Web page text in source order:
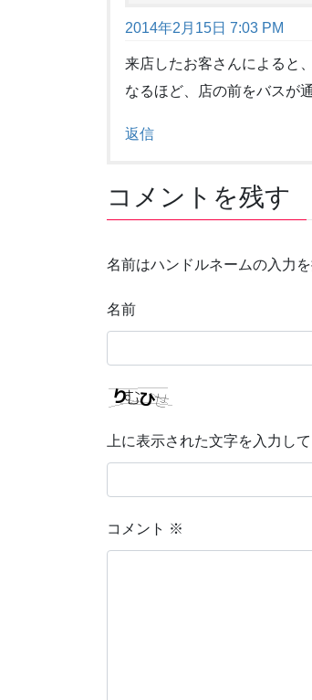
2014年2月15日 7:03 PM
来店したお客さんによると
なるほど、店の前をバスが
返信
コメントを残す
名前はハンドルネームの入力を
名前
上に表示された文字を入力して
コメント ※